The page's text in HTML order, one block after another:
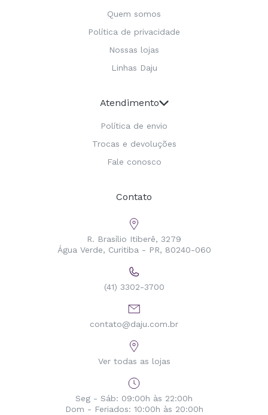
Quem somos
Política de privacidade
Nossas lojas
Linhas Daju
Atendimento
Política de envio
Trocas e devoluções
Fale conosco
Contato
R. Brasílio Itiberê, 3279
Água Verde, Curitiba - PR, 80240-060
(41) 3302-3700
contato@daju.com.br
Ver todas as lojas
Seg - Sáb: 09:00h às 22:00h
Dom - Feriados: 10:00h às 20:00h